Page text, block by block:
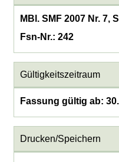
MBl. SMF 2007 Nr. 7,
Fsn-Nr.: 242
Gültigkeitszeitraum
Fassung gültig ab:
Drucken/Speichern